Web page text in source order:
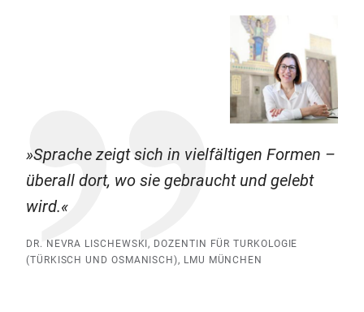
Sprache zeigt sich in vielfältigen Formen –
überall dort, wo sie gebraucht und gelebt
wird.
DR. NEVRA LISCHEWSKI, DOZENTIN FÜR TURKOLOGIE
(TÜRKISCH UND OSMANISCH), LMU MÜNCHEN